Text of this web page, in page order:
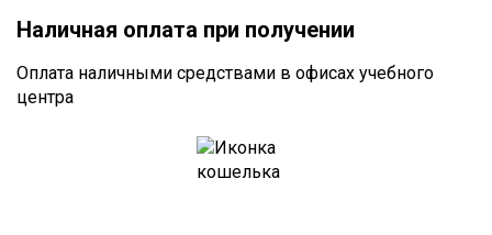
Наличная оплата при получении
Оплата наличными средствами в офисах учебного
центра